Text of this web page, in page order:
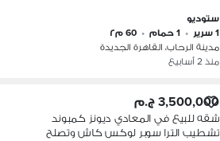
ستوديو
1 سرير
• 1 حمام • 60 م٢
مدينة الرحاب، القاهرة الجديدة
منذ 2 أسابيع
3,500,000 ج.م
شقه للبيع في المعادي ديونز كمبوند
تشطيب الترا سوبر لوكس كاش وتصلح